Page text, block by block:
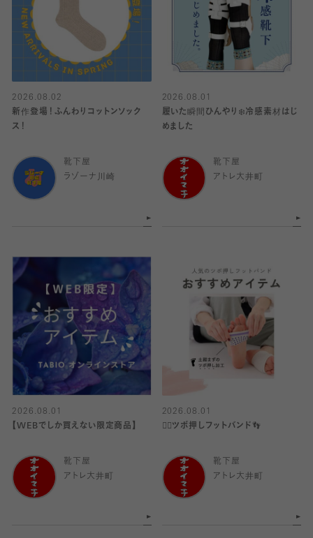
2026.08.02
新作登場！ふんわりコットンソック
ス！
靴下屋
ラゾーナ川崎
2026.08.01
履いた瞬間ひんやり❄️冷感素材はじ
めました
靴下屋
アトレ大井町
2026.08.01
【WEBでしか買えない限定商品】
靴下屋
アトレ大井町
2026.08.01
👍🏻ツボ押しフットバンド👣
靴下屋
アトレ大井町